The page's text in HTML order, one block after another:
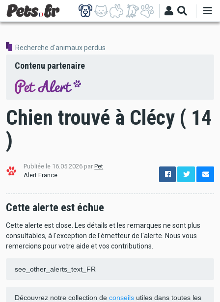
Aller
au
contenu
Recherche d'animaux perdus
Contenu partenaire
Chien trouvé à Clécy ( 14
)
Publiée le 16.05.2026 parPet
Alert France
configuration
Cette alerte est échue
Cette alerte est close. Les détails et les remarques ne sont plus
consultables, à l'exception de l'émetteur de l'alerte. Nous vous
remercions pour votre aide et vos contributions.
see_other_alerts_text_FR
Découvrez notre collection deconseils utiles dans toutes les